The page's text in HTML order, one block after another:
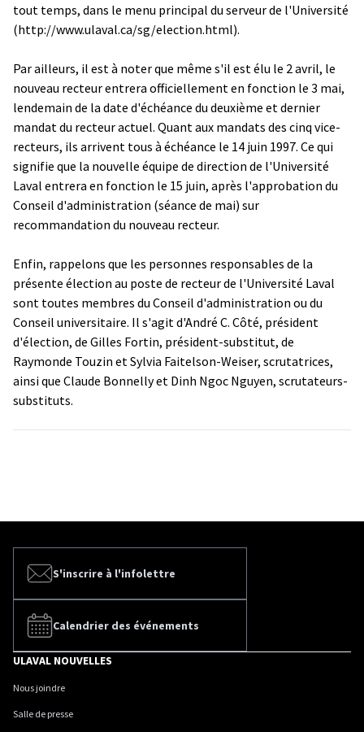
tout temps, dans le menu principal du serveur de l'Université
(http://www.ulaval.ca/sg/election.html).
Par ailleurs, il est à noter que même s'il est élu le 2 avril, le
nouveau recteur entrera officiellement en fonction le 3 mai,
lendemain de la date d'échéance du deuxième et dernier
mandat du recteur actuel. Quant aux mandats des cinq vice-
recteurs, ils arrivent tous à échéance le 14 juin 1997. Ce qui
signifie que la nouvelle équipe de direction de l'Université
Laval entrera en fonction le 15 juin, après l'approbation du
Conseil d'administration (séance de mai) sur
recommandation du nouveau recteur.
Enfin, rappelons que les personnes responsables de la
présente élection au poste de recteur de l'Université Laval
sont toutes membres du Conseil d'administration ou du
Conseil universitaire. Il s'agit d'André C. Côté, président
d'élection, de Gilles Fortin, président-substitut, de
Raymonde Touzin et Sylvia Faitelson-Weiser, scrutatrices,
ainsi que Claude Bonnelly et Dinh Ngoc Nguyen, scrutateurs-
substituts.
S'inscrire à l'infolettre
Calendrier des événements
ULAVAL NOUVELLES
Nous joindre
Salle de presse